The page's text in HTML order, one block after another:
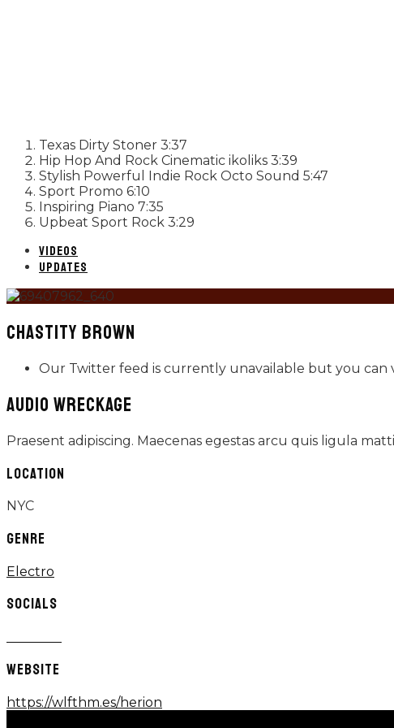
Texas Dirty Stoner 3:37
Hip Hop And Rock Cinematic ikoliks 3:39
Stylish Powerful Indie Rock Octo Sound 5:47
Sport Promo 6:10
Inspiring Piano 7:35
Upbeat Sport Rock 3:29
VIDEOS
UPDATES
CHASTITY BROWN
Our Twitter feed is currently unavailable but you can
AUDIO WRECKAGE
Praesent adipiscing. Maecenas egestas arcu quis ligula
LOCATION
NYC
GENRE
Electro
SOCIALS
WEBSITE
https://wlfthm.es/herion